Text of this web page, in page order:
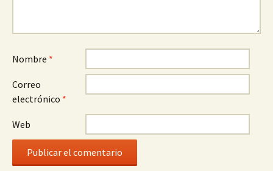
Nombre *
Correo
electrónico *
Web